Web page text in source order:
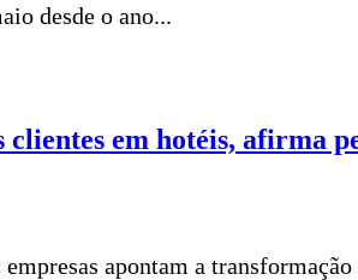
desde o ano...
em hotéis, afirma
apontam a